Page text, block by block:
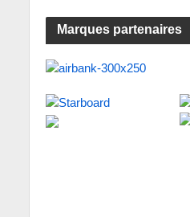
Marques partenaires